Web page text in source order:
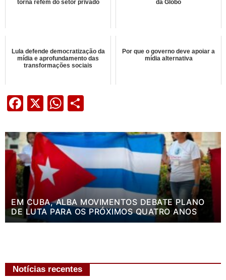
torna refém do setor privado
da Globo
Lula defende democratização da
mídia e aprofundamento das
transformações sociais
Por que o governo deve apoiar a
mídia alternativa
Facebook
X WhatsApp
EM CUBA, ALBA MOVIMENTOS DEBATE PLANO
DE LUTA PARA OS PRÓXIMOS QUATRO ANOS
Notícias recentes